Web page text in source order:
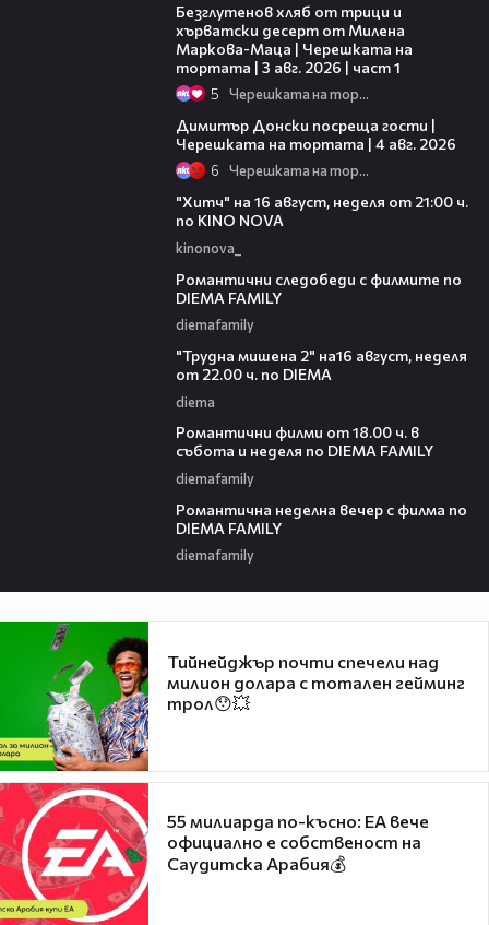
Безглутенов хляб от трици и
хърватски десерт от Милена
Маркова-Маца | Черешката на
тортата | 3 авг. 2026 | част 1
5 Черешката на тортата
Димитър Донски посреща гости |
Черешката на тортата | 4 авг. 2026
6 Черешката на тортата
"Хитч" на 16 август, неделя от 21:00 ч.
по KINO NOVA
kinonova_
Романтични следобеди с филмите по
DIEMA FAMILY
diemafamily
"Трудна мишена 2" на16 август, неделя
от 22.00 ч. по DIEMA
diema
Романтични филми от 18.00 ч. в
събота и неделя по DIEMA FAMILY
diemafamily
Романтичнa неделна вечер с филма по
DIEMA FAMILY
diemafamily
Тийнейджър почти спечели над
милион долара с тотален гейминг
трол😯💥
55 милиарда по-късно: EA вече
официално е собственост на
Саудитска Арабия💰